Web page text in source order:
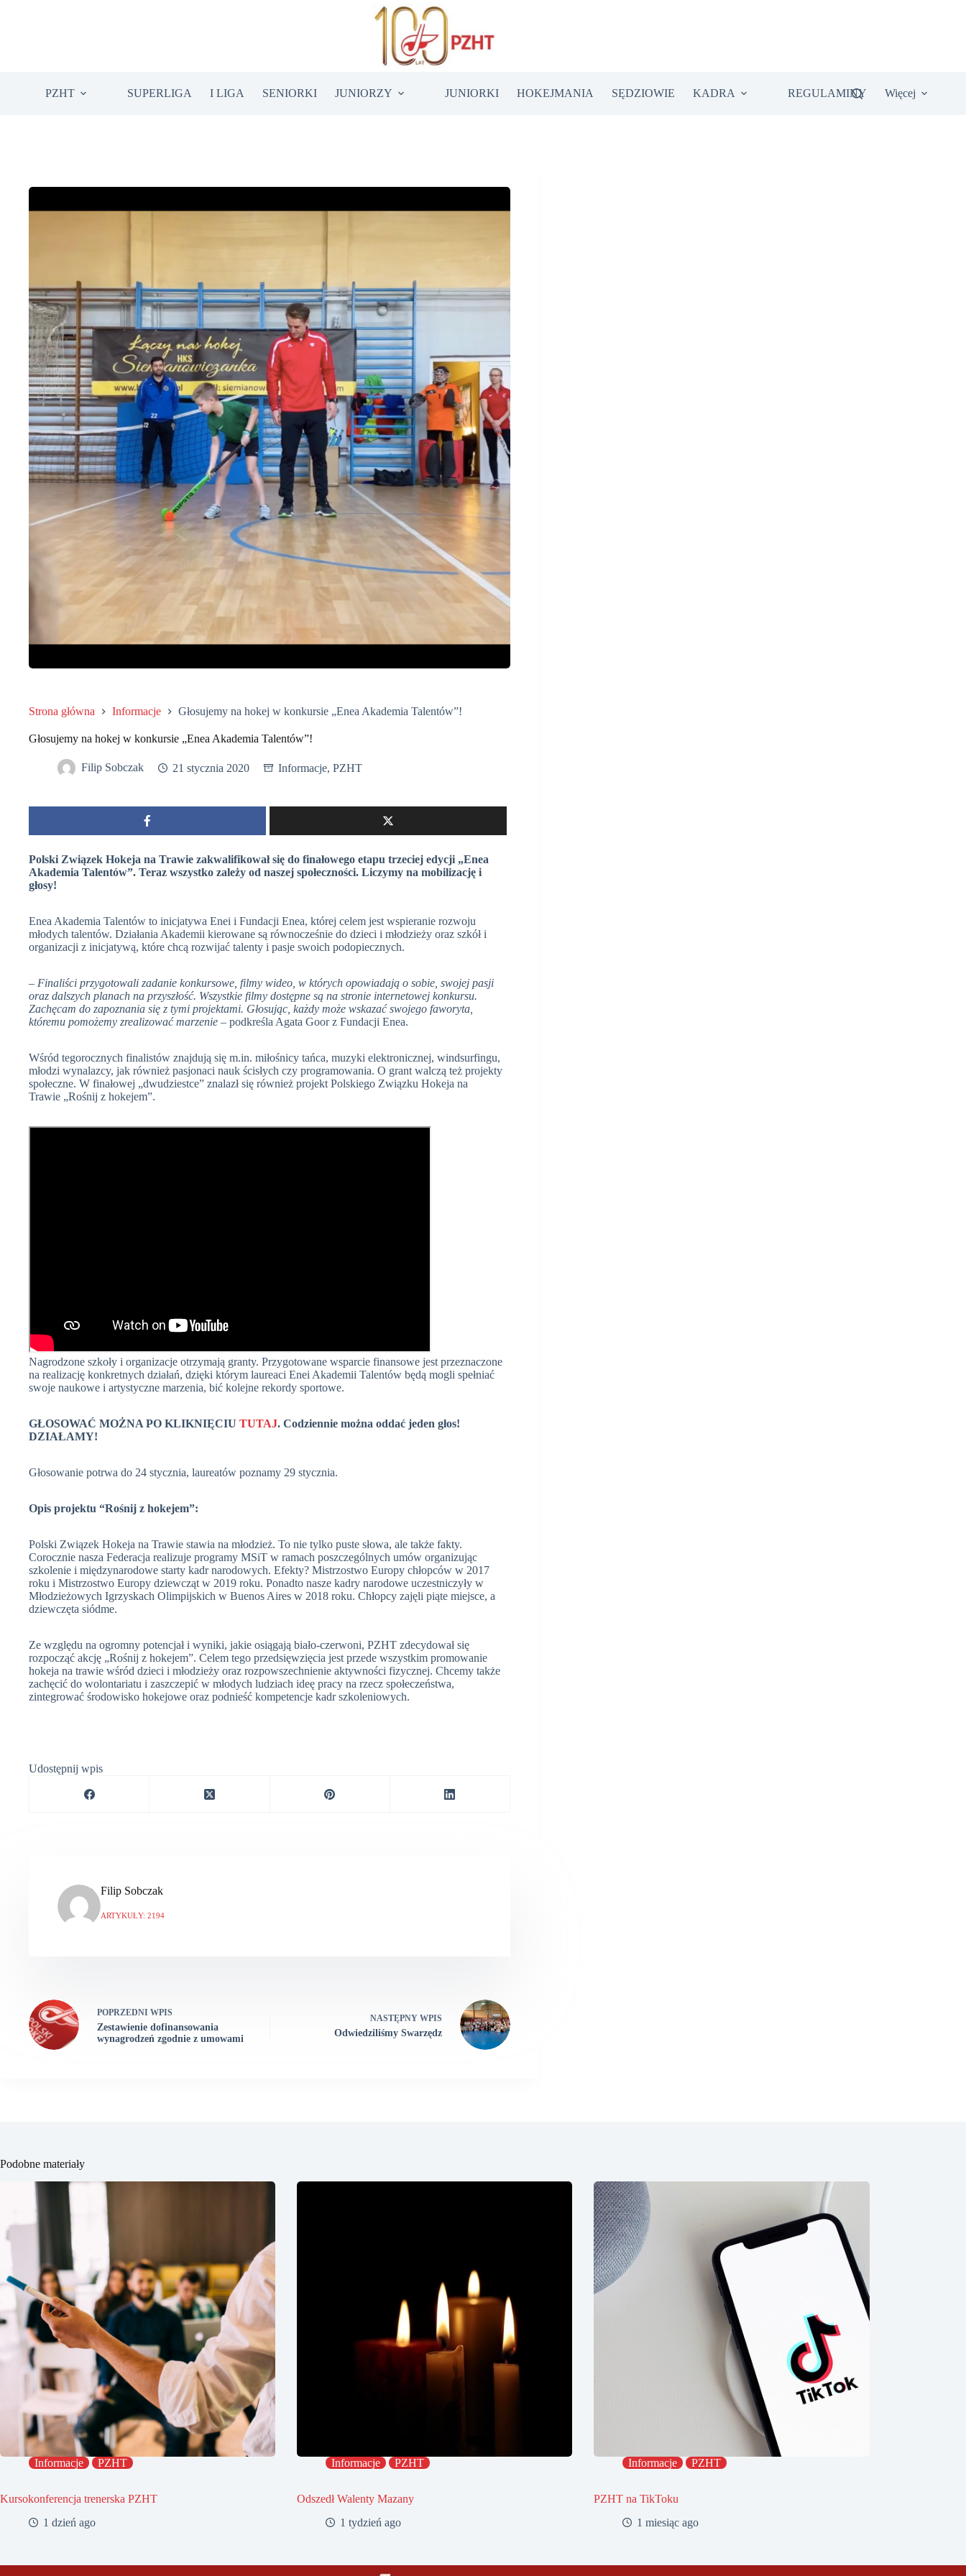
PZHT SUPERLIGA I LIGA SENIORKI JUNIORZY JUNIORKI HOKEJMANIA SĘDZIOWIE KADRA REGULAMINY Więcej
Strona główna Informacje Głosujemy na hokej w konkursie „Enea Akademia Talentów”!
Głosujemy na hokej w konkursie „Enea Akademia Talentów”!
Filip Sobczak 21 stycznia 2020 Informacje, PZHT
Polski Związek Hokeja na Trawie zakwalifikował się do finałowego etapu trzeciej edycji „Enea
Akademia Talentów”. Teraz wszystko zależy od naszej społeczności. Liczymy na mobilizację i
głosy!
Enea Akademia Talentów to inicjatywa Enei i Fundacji Enea, której celem jest wspieranie rozwoju
młodych talentów. Działania Akademii kierowane są równocześnie do dzieci i młodzieży oraz szkół i
organizacji z inicjatywą, które chcą rozwijać talenty i pasje swoich podopiecznych.
– Finaliści przygotowali zadanie konkursowe, filmy wideo, w których opowiadają o sobie, swojej pasji
oraz dalszych planach na przyszłość. Wszystkie filmy dostępne są na stronie internetowej konkursu.
Zachęcam do zapoznania się z tymi projektami. Głosując, każdy może wskazać swojego faworyta,
któremu pomożemy zrealizować marzenie – podkreśla Agata Goor z Fundacji Enea.
Wśród tegorocznych finalistów znajdują się m.in. miłośnicy tańca, muzyki elektronicznej, windsurfingu,
młodzi wynalazcy, jak również pasjonaci nauk ścisłych czy programowania. O grant walczą też projekty
społeczne. W finałowej „dwudziestce” znalazł się również projekt Polskiego Związku Hokeja na
Trawie „Rośnij z hokejem”.
Nagrodzone szkoły i organizacje otrzymają granty. Przygotowane wsparcie finansowe jest przeznaczone
na realizację konkretnych działań, dzięki którym laureaci Enei Akademii Talentów będą mogli spełniać
swoje naukowe i artystyczne marzenia, bić kolejne rekordy sportowe.
GŁOSOWAĆ MOŻNA PO KLIKNIĘCIU TUTAJ. Codziennie można oddać jeden głos!
DZIAŁAMY!
Głosowanie potrwa do 24 stycznia, laureatów poznamy 29 stycznia.
Opis projektu “Rośnij z hokejem”:
Polski Związek Hokeja na Trawie stawia na młodzież. To nie tylko puste słowa, ale także fakty.
Corocznie nasza Federacja realizuje programy MSiT w ramach poszczególnych umów organizując
szkolenie i międzynarodowe starty kadr narodowych. Efekty? Mistrzostwo Europy chłopców w 2017
roku i Mistrzostwo Europy dziewcząt w 2019 roku. Ponadto nasze kadry narodowe uczestniczyły w
Młodzieżowych Igrzyskach Olimpijskich w Buenos Aires w 2018 roku. Chłopcy zajęli piąte miejsce, a
dziewczęta siódme.
Ze względu na ogromny potencjał i wyniki, jakie osiągają biało-czerwoni, PZHT zdecydował się
rozpocząć akcję „Rośnij z hokejem”. Celem tego przedsięwzięcia jest przede wszystkim promowanie
hokeja na trawie wśród dzieci i młodzieży oraz rozpowszechnienie aktywności fizycznej. Chcemy także
zachęcić do wolontariatu i zaszczepić w młodych ludziach ideę pracy na rzecz społeczeństwa,
zintegrować środowisko hokejowe oraz podnieść kompetencje kadr szkoleniowych.
Udostępnij wpis
Filip Sobczak
ARTYKUŁY: 2194
POPRZEDNI WPIS
Zestawienie dofinansowania
wynagrodzeń zgodnie z umowami
NASTĘPNY WPIS
Odwiedziliśmy Swarzędz
Podobne materiały
Informacje PZHT
Kursokonferencja trenerska PZHT
1 dzień ago
Informacje PZHT
Odszedł Walenty Mazany
1 tydzień ago
Informacje PZHT
PZHT na TikToku
1 miesiąc ago